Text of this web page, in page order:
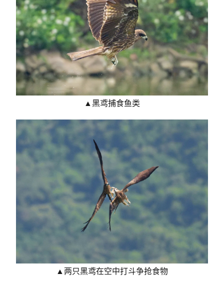
▲黑鸢捕食鱼类
▲两只黑鸢在空中打斗争抢食物